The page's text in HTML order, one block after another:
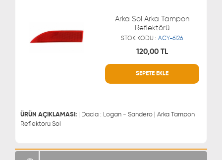
Arka Sol Arka Tampon
Reflektörü
STOK KODU :ACY-6126
120,00 TL
SEPETE EKLE
ÜRÜN AÇIKLAMASI: | Dacia : Logan - Sandero | Arka Tampon
Reflektörü Sol
MÜŞTERİ HİZMETLERİ